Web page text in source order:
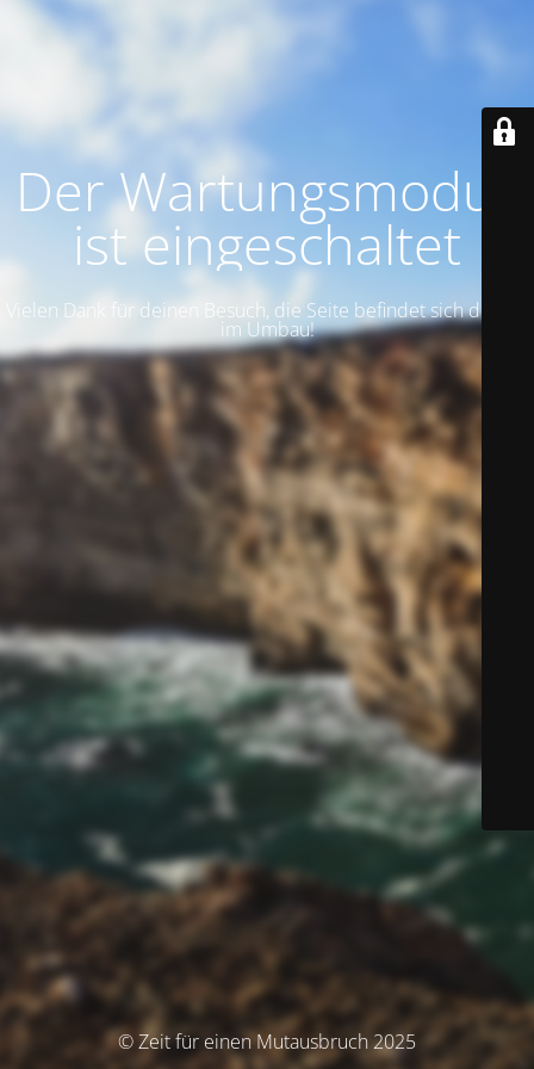
Der Wartungsmodus
ist eingeschaltet
Vielen Dank für deinen Besuch, die Seite befindet sich derzeit
im Umbau!
© Zeit für einen Mutausbruch 2025